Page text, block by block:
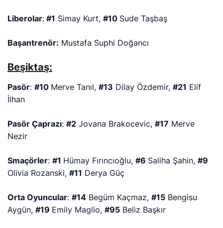
Liberolar: #1 Simay Kurt,#10 Sude Taşbaş
Başantrenör: Mustafa Suphi Doğancı
Beşiktaş:
Pasör:#10 Merve Tanıl,#13 Dilay Özdemir,#21 Elif
İlhan
Pasör Çaprazı:#2 Jovana Brakocevic,#17 Merve
Nezir
Smaçörler:#1 Hümay Fırıncıoğlu,#6 Saliha Şahin,#9
Olivia Rozanski,#11 Derya Güç
Orta Oyuncular:#14 Begüm Kaçmaz,#15 Bengisu
Aygün,#19 Emily Maglio,#95 Beliz Başkır